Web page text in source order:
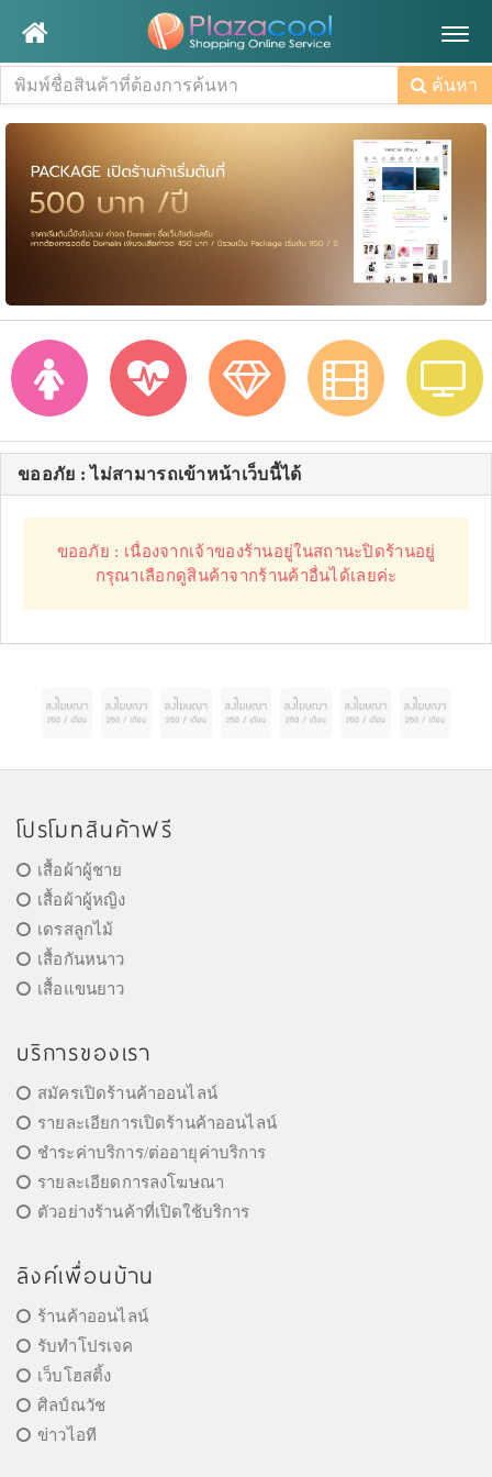
ค้นหา
ขออภัย : ไม่สามารถเข้าหน้าเว็บนี้ได้
ขออภัย : เนื่องจากเจ้าของร้านอยู่ในสถานะปิดร้านอยู่
กรุณาเลือกดูสินค้าจากร้านค้าอื่นได้เลยค่ะ
โปรโมทสินค้าฟรี
เสื้อผ้าผู้ชาย
เสื้อผ้าผู้หญิง
เดรสลูกไม้
เสื้อกันหนาว
เสื้อแขนยาว
บริการของเรา
สมัครเปิดร้านค้าออนไลน์
รายละเอียการเปิดร้านค้าออนไลน์
ชำระค่าบริการ/ต่ออายุค่าบริการ
รายละเอียดการลงโฆษณา
ตัวอย่างร้านค้าที่เปิดใช้บริการ
ลิงค์เพื่อนบ้าน
ร้านค้าออนไลน์
รับทำโปรเจค
เว็บโฮสติ้ง
ศิลป์ณวัช
ข่าวไอที